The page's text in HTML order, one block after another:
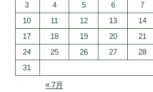
3
4 5 6 7
10
11 12 13 14
17
18 19 20 21
24
25 26 27 28
31
« 7月